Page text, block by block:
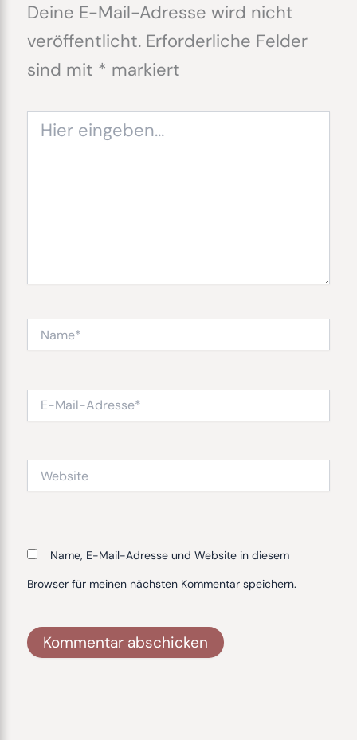
Deine E-Mail-Adresse wird nicht
veröffentlicht. Erforderliche Felder
sind mit * markiert
eingeben…
Mail-
Name, E-Mail-Adresse und Website in diesem
Browser für meinen nächsten Kommentar speichern.